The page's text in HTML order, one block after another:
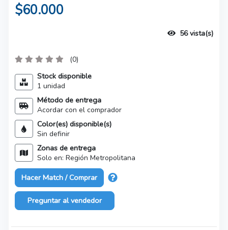
$60.000
56 vista(s)
(0)
Stock disponible
1 unidad
Método de entrega
Acordar con el comprador
Color(es) disponible(s)
Sin definir
Zonas de entrega
Solo en: Región Metropolitana
Hacer Match / Comprar
Preguntar al vendedor